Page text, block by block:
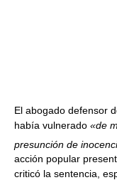
El abogado defensor
había vulnerado «de
presunción de
acción popular
criticó la sentencia,